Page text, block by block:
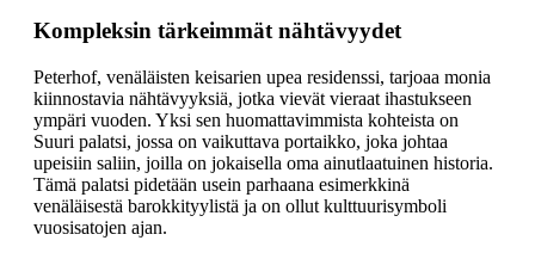
Kompleksin tärkeimmät nähtävyydet
Peterhof, venäläisten keisarien upea residenssi, tarjoaa monia
kiinnostavia nähtävyyksiä, jotka vievät vieraat ihastukseen
ympäri vuoden. Yksi sen huomattavimmista kohteista on
Suuri palatsi, jossa on vaikuttava portaikko, joka johtaa
upeisiin saliin, joilla on jokaisella oma ainutlaatuinen historia.
Tämä palatsi pidetään usein parhaana esimerkkinä
venäläisestä barokkityylistä ja on ollut kulttuurisymboli
vuosisatojen ajan.